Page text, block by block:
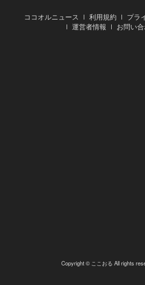
ココオルニュース 利用規約
プラ
運営者情報
お問い
Copyright © ここおる All rights